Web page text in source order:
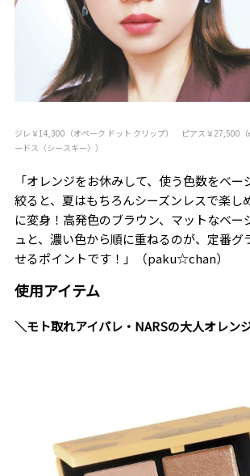
ジレ￥14,300（オペーク ドット クリップ） ピアス￥27,500
ードス〈シースキー〉）
「オレンジをお休みして、使う色数をベー
絞ると、夏はもちろんシーズンレスで楽し
に変身！高発色のブラウン、マットなベー
ュと、濃い色から順に重ねるのが、定番グ
せるポイントです！」（paku☆chan）
使用アイテム
＼モト取れアイパレ・NARSの大人オレン